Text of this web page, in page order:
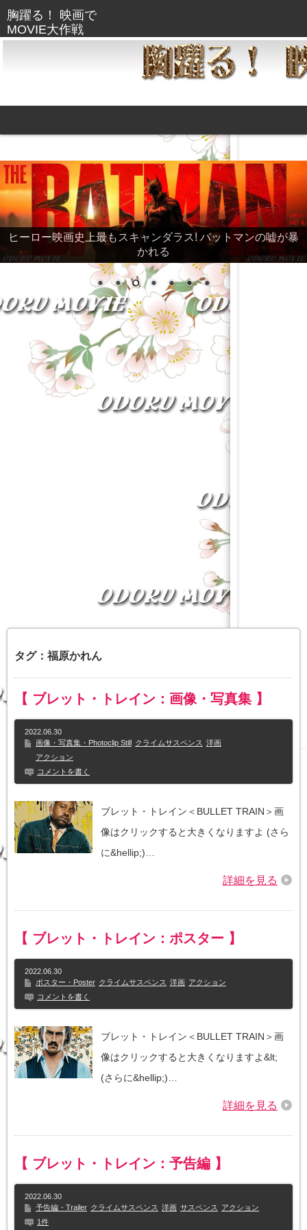
ヒーロー映画史上最もスキャンダラス! バットマンの嘘が暴
かれる
タグ：福原かれん
【 ブレット・トレイン：画像・写真集 】
2022.06.30
画像・写真集・Photoclip Still
クライムサスペンス 洋画
アクション
コメントを書く
ブレット・トレイン＜BULLET TRAIN＞画
像はクリックすると大きくなりますよ (さら
に&hellip;)…
詳細を見る
【 ブレット・トレイン：ポスター 】
2022.06.30
ポスター・Poster クライムサスペンス 洋画 アクション
コメントを書く
ブレット・トレイン＜BULLET TRAIN＞画
像はクリックすると大きくなりますよ&lt;
(さらに&hellip;)…
詳細を見る
【 ブレット・トレイン：予告編 】
2022.06.30
予告編・Trailer クライムサスペンス 洋画 サスペンス
アクション
1件